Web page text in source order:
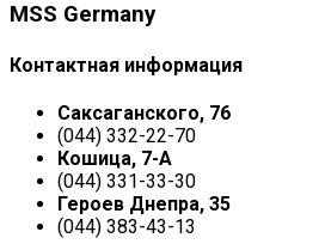
MSS Germany
Контактная информация
Саксаганского, 76
(044) 332-22-70
Кошица, 7-А
(044) 331-33-30
Героев Днепра, 35
(044) 383-43-13